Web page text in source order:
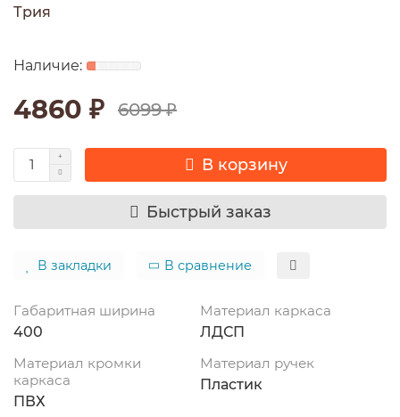
Трия
4860 ₽ 6099 ₽
В корзину
Быстрый заказ
В закладки В сравнение
Габаритная ширина
400
Материал каркаса
ЛДСП
Материал кромки
каркаса
ПВХ
Материал ручек
Пластик